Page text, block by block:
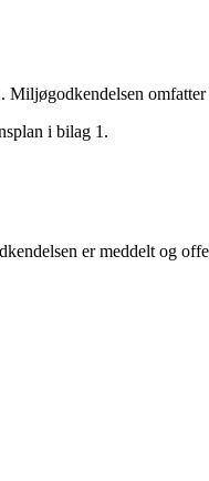
omfatter
i bilag 1.
er meddelt og